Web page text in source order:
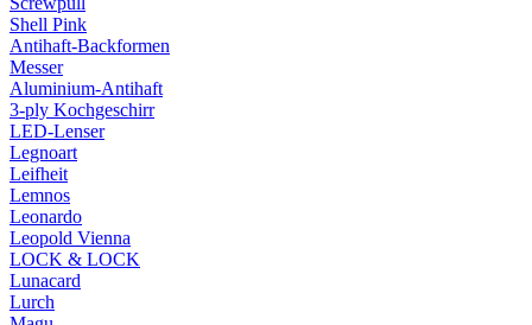
Shell Pink
Antihaft-Backformen
Messer
Aluminium-Antihaft
3-ply Kochgeschirr
LED-Lenser
Legnoart
Leifheit
Lemnos
Leonardo
Leopold Vienna
LOCK & LOCK
Lunacard
Lurch